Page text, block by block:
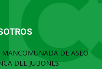
DE ASEO
DEL JUBONES